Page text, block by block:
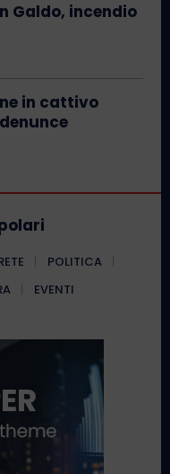
Galdo, incendio
in cattivo
POLITICA
EVENTI